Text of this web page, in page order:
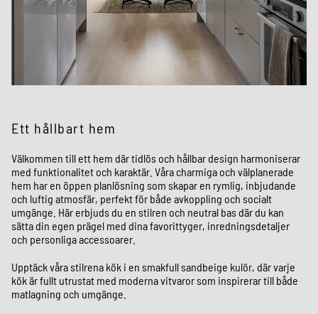
Ett hållbart hem
Välkommen till ett hem där tidlös och hållbar design harmoniserar
med funktionalitet och karaktär. Våra charmiga och välplanerade
hem har en öppen planlösning som skapar en rymlig, inbjudande
och luftig atmosfär, perfekt för både avkoppling och socialt
umgänge. Här erbjuds du en stilren och neutral bas där du kan
sätta din egen prägel med dina favorittyger, inredningsdetaljer
och personliga accessoarer.
Upptäck våra stilrena kök i en smakfull sandbeige kulör, där varje
kök är fullt utrustat med moderna vitvaror som inspirerar till både
matlagning och umgänge.